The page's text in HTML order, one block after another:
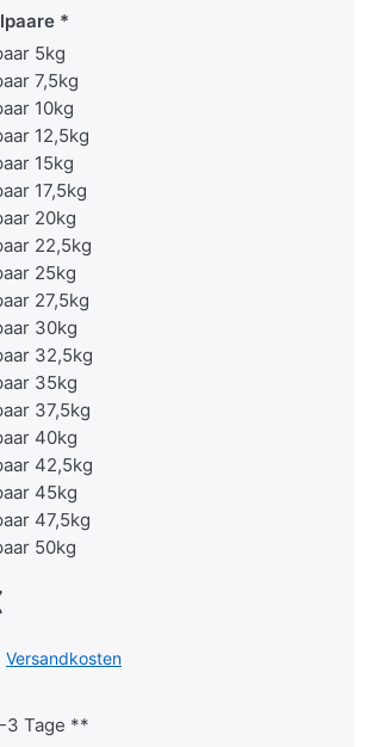
5kg
7,5kg
10kg
12,5kg
15kg
17,5kg
20kg
22,5kg
25kg
27,5kg
30kg
32,5kg
35kg
37,5kg
40kg
42,5kg
45kg
47,5kg
50kg
Versandkosten
3 Tage **